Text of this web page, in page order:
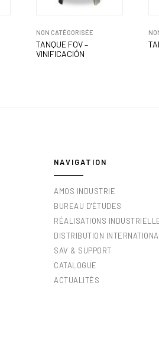
NON CATÉGORISÉE
TANQUE FOV –
VINIFICACIÓN
NAVIGATION
AMOS INDUSTRIE
BUREAU D'ÉTUDES
RÉALISATIONS
DISTRIBUTION
SAV & SUPPORT
CATALOGUE
ACTUALITÉS